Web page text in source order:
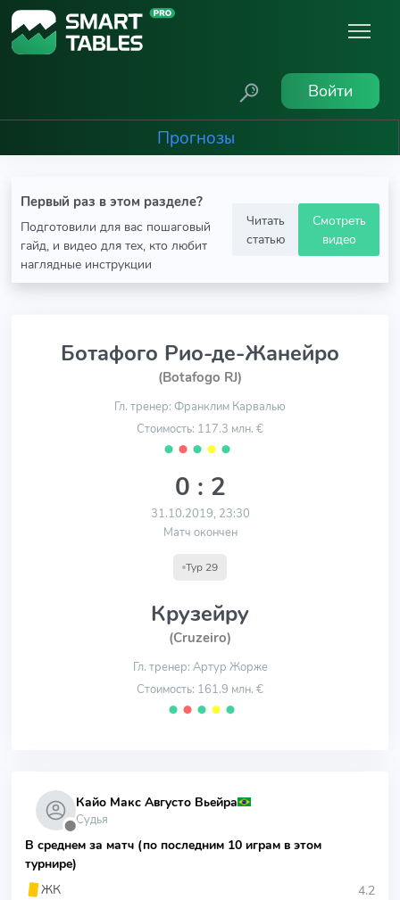
Войти
Прогнозы
Первый раз в этом разделе?
Подготовили для вас пошаговый
гайд, и видео для тех, кто любит
наглядные инструкции
Читать
статью
Смотреть
видео
Ботафого Рио-де-Жанейро
(Botafogo RJ)
Гл. тренер: Франклим Карвалью
Стоимость: 117.3 млн. €
⬤ ⬤ ⬤ ⬤ ⬤
0 : 2
31.10.2019, 23:30
Матч окончен
Тур 29
Крузейру
(Cruzeiro)
Гл. тренер: Артур Жорже
Стоимость: 161.9 млн. €
⬤ ⬤ ⬤ ⬤ ⬤
⬤
Кайо Макс Августо Вьейра
Судья
В среднем за матч (по последним 10 играм в этом
турнире)
ЖК
4.2